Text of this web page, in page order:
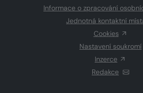
Informace o zpracování
Jednotná kontaktní
Cookies
Nastavení soukromí
Inzerce
Redakce